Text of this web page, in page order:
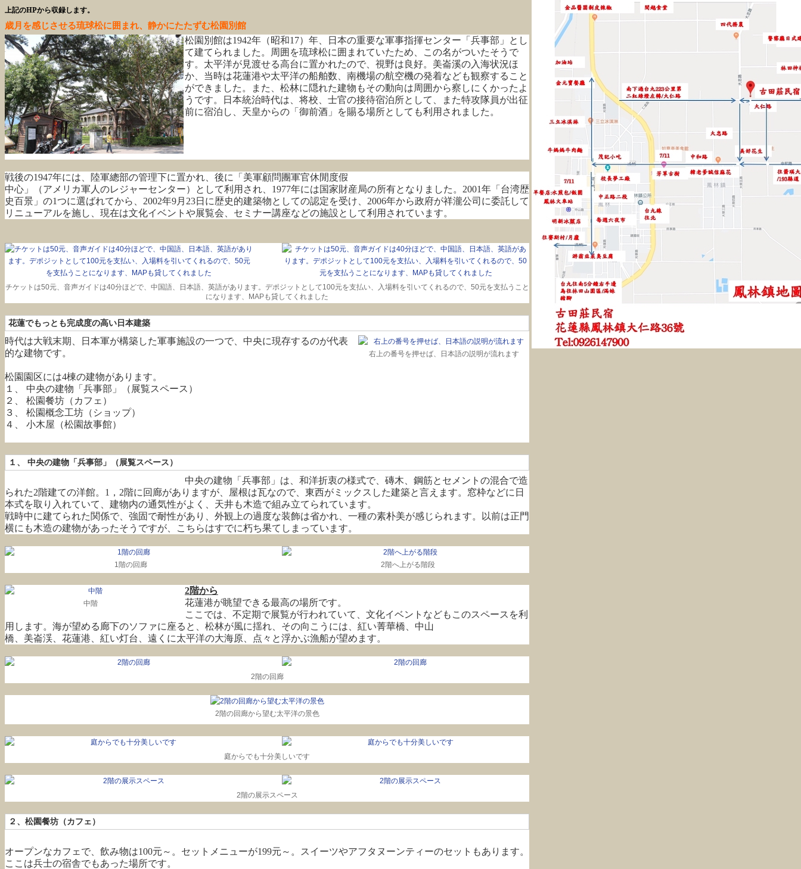
上記のHPから収録します。
歳月を感じさせる琉球松に囲まれ、静かにたたずむ松園別館
松園別館は1942年（昭和17）年、日本の重要な軍事指揮センター「兵事部」とし
て建てられました。周囲を琉球松に囲まれていたため、この名がついたそうで
す。太平洋が見渡せる高台に置かれたので、視野は良好。美崙溪の入海状況ほ
か、当時は花蓮港や太平洋の船舶数、南機場の航空機の発着なども観察すること
ができました。また、松林に隠れた建物もその動向は周囲から察しにくかったよ
うです。日本統治時代は、将校、士官の接待宿泊所として、また特攻隊員が出征
前に宿泊し、天皇からの「御前酒」を賜る場所としても利用されました。
戦後の1947年には、陸軍總部の管理下に置かれ、後に「美軍顧問團軍官休閒度假
中心」（アメリカ軍人のレジャーセンター）として利用され、1977年には国家財産局の所有となりました。2001年「台湾歴
史百景」の1つに選ばれてから、2002年9月23日に歴史的建築物としての認定を受け、2006年から政府が祥瀧公司に委託して
リニューアルを施し、現在は文化イベントや展覧会、セミナー講座などの施設として利用されています。
チケットは50元、音声ガイドは40分ほどで、中国語、日本語、英語があります。デポジットとして100元を支払い、入場料を引いてくれるので、50元を支払うこと
になります、MAPも貸してくれました
花蓮でもっとも完成度の高い日本建築
右上の番号を押せば、日本語の説明が流れます
時代は大戦末期、日本軍が構築した軍事施設の一つで、中央に現存するのが代表
的な建物です。
松園園区には4棟の建物があります。
１、 中央の建物「兵事部」（展覧スペース）
２、 松園餐坊（カフェ）
３、 松園概念工坊（ショップ）
４、 小木屋（松園故事館）
１、 中央の建物「兵事部」（展覧スペース）
中央の建物「兵事部」は、和洋折衷の様式で、磚木、鋼筋とセメントの混合で造
られた2階建ての洋館。1，2階に回廊がありますが、屋根は瓦なので、東西がミックスした建築と言えます。窓枠などに日
本式を取り入れていて、建物内の通気性がよく、天井も木造で組み立てられています。
戦時中に建てられた関係で、強固で耐性があり、外観上の過度な装飾は省かれ、一種の素朴美が感じられます。以前は正門
横にも木造の建物があったそうですが、こちらはすでに朽ち果てしまっています。
1階の回廊 2階へ上がる階段
中階
2階から
花蓮港が眺望できる最高の場所です。
ここでは、不定期で展覧が行われていて、文化イベントなどもこのスペースを利
用します。海が望める廊下のソファに座ると、松林が風に揺れ、その向こうには、紅い菁華橋、中山
橋、美崙渓、花蓮港、紅い灯台、遠くに太平洋の大海原、点々と浮かぶ漁船が望めます。
2階の回廊
2階の回廊から望む太平洋の景色
庭からでも十分美しいです
2階の展示スペース
２、松園餐坊（カフェ）
オープンなカフェで、飲み物は100元～。セットメニューが199元～。スイーツやアフタヌーンティーのセットもあります。
ここは兵士の宿舎でもあった場所です。